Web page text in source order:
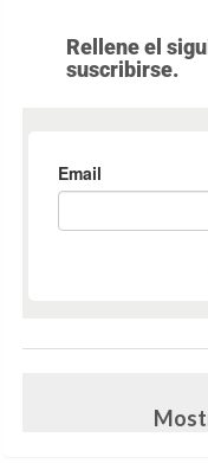
Rellene el
suscribirse.